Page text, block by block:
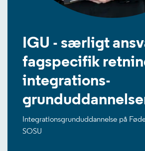
IGU - særligt
fagspecifik
integrations-
Integrationsgrunduddannelse på
SOSU